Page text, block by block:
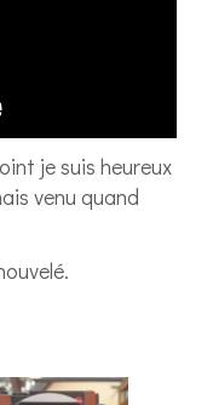
je suis heureux
venu quand